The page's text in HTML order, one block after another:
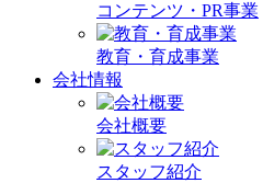
コンテンツ・PR事業
教育・育成事業
会社情報
会社概要
スタッフ紹介